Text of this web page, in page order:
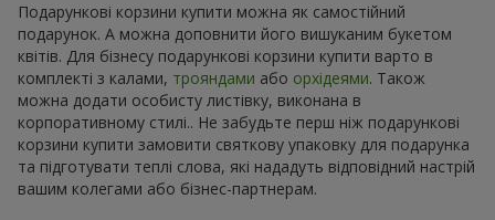
Подарункові корзини купити можна як самостійний
подарунок. А можна доповнити його вишуканим букетом
квітів. Для бізнесу подарункові корзини купити варто в
комплекті з калами, трояндами або орхідеями. Також
можна додати особисту листівку, виконана в
корпоративному стилі.. Не забудьте перш ніж подарункові
корзини купити замовити святкову упаковку для подарунка
та підготувати теплі слова, які нададуть відповідний настрій
вашим колегами або бізнес-партнерам.